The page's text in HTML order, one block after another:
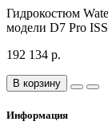
Гидрокостюм
модели D7 Pro
192 134 р.
В корзину
Информация